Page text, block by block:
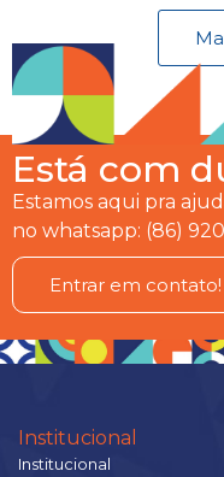
Está com
Estamos aqui pra
no whatsapp: (86)
Entrar em contato!
Institucional
Institucional